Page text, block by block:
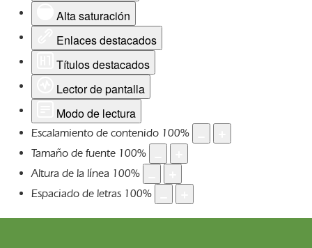
Alta saturación
Enlaces destacados
Títulos destacados
Lector de pantalla
Modo de lectura
Escalamiento de contenido 100%
Tamaño de fuente 100%
Altura de la línea 100%
Espaciado de letras 100%